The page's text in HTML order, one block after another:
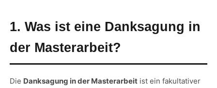
1. Was ist eine Danksagung in
der Masterarbeit?
Die Danksagung in der Masterarbeit ist ein fakultativer